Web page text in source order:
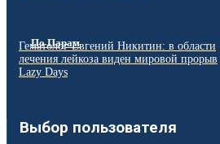
По Парам
Гематолог Евгений Никитин: в области
лечения лейкоза виден мировой прорыв
Lazy Days
Выбор пользователя